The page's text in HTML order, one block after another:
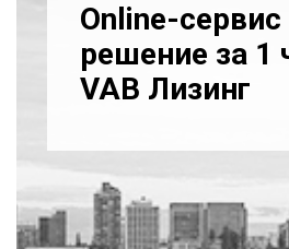
Online-сервис
решение за 1
VAB Лизинг